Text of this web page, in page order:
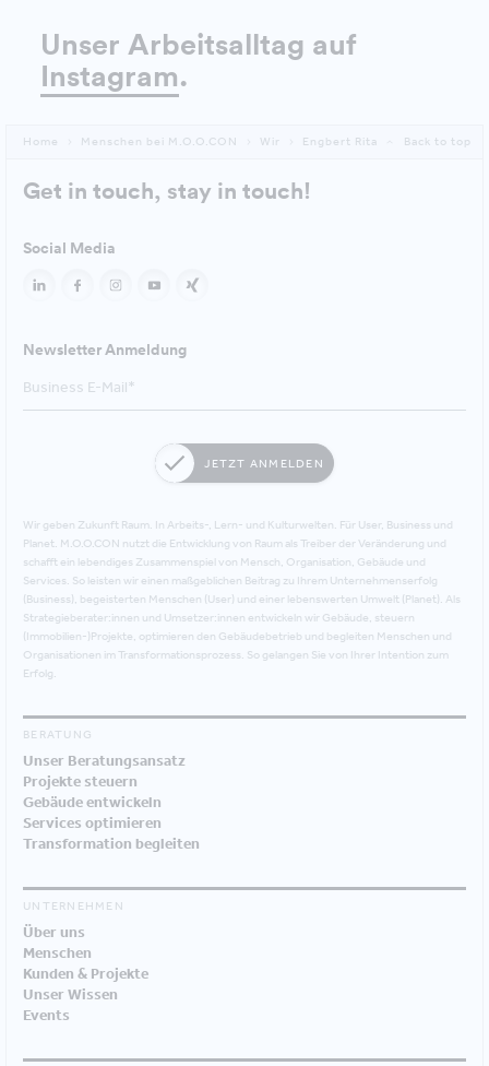
Unser Arbeitsalltag auf
Instagram.
Home Menschen bei M.O.O.CON Wir Engbert Rita Back to top
Get in touch, stay in touch!
Social Media
Newsletter Anmeldung
JETZT ANMELDEN
Wir geben Zukunft Raum. In Arbeits-, Lern- und Kulturwelten. Für User, Business und
Planet. M.O.O.CON nutzt die Entwicklung von Raum als Treiber der Veränderung und
schafft ein lebendiges Zusammenspiel von Mensch, Organisation, Gebäude und
Services. So leisten wir einen maßgeblichen Beitrag zu Ihrem Unternehmenserfolg
(Business), begeisterten Menschen (User) und einer lebenswerten Umwelt (Planet). Als
Strategieberater:innen und Umsetzer:innen entwickeln wir Gebäude, steuern
(Immobilien-)Projekte, optimieren den Gebäudebetrieb und begleiten Menschen und
Organisationen im Transformationsprozess. So gelangen Sie von Ihrer Intention zum
Erfolg.
BERATUNG
Unser Beratungsansatz
Projekte steuern
Gebäude entwickeln
Services optimieren
Transformation begleiten
UNTERNEHMEN
Über uns
Menschen
Kunden & Projekte
Unser Wissen
Events